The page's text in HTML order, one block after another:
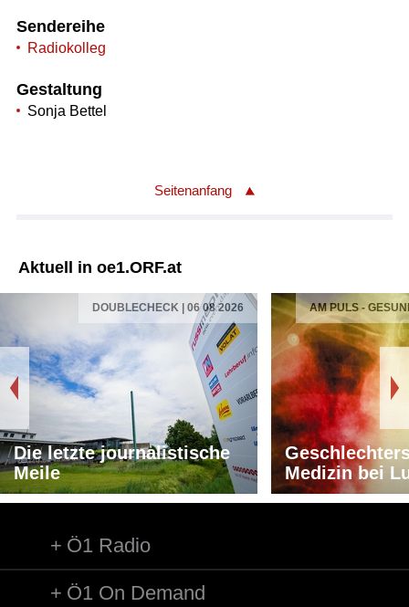
Sendereihe
Radiokolleg
Gestaltung
Sonja Bettel
Seitenanfang
Aktuell in oe1.ORF.at
DOUBLECHECK | 06 08 2026
Die letzte journalistische
Meile
AM PULS -
Medizin bei
Ö1 Radio
Ö1 On Demand